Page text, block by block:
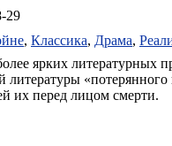
29
, Классика, Драма,
ярких литературных
литературы
их перед лицом смерти.